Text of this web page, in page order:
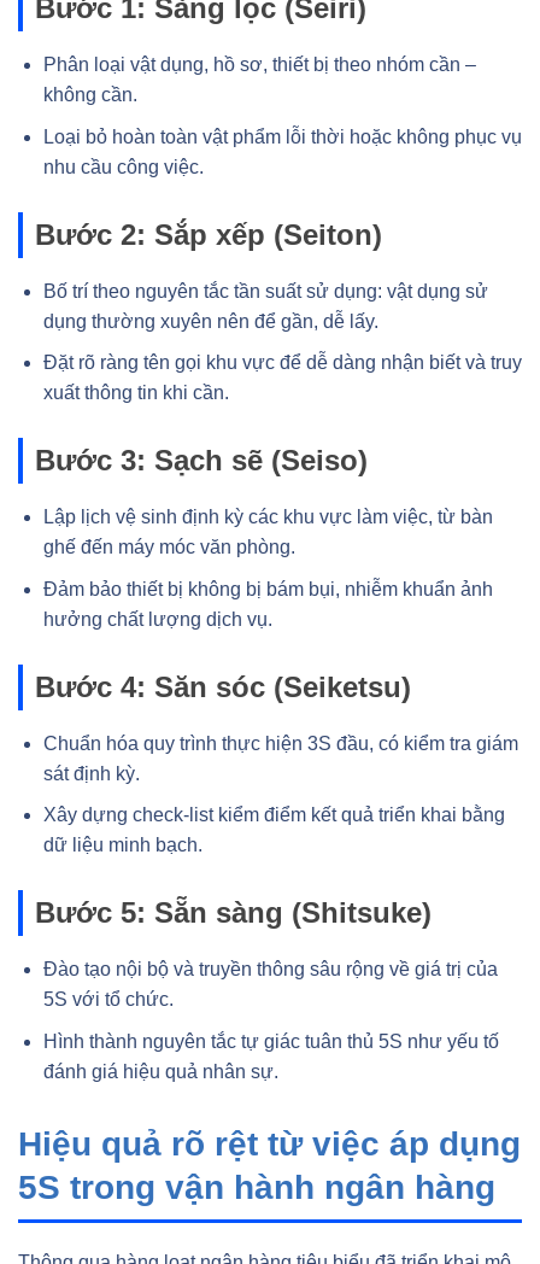
Bước 1: Sàng lọc (Seiri)
Phân loại vật dụng, hồ sơ, thiết bị theo nhóm cần –
không cần.
Loại bỏ hoàn toàn vật phẩm lỗi thời hoặc không phục vụ
nhu cầu công việc.
Bước 2: Sắp xếp (Seiton)
Bố trí theo nguyên tắc tần suất sử dụng: vật dụng sử
dụng thường xuyên nên để gần, dễ lấy.
Đặt rõ ràng tên gọi khu vực để dễ dàng nhận biết và truy
xuất thông tin khi cần.
Bước 3: Sạch sẽ (Seiso)
Lập lịch vệ sinh định kỳ các khu vực làm việc, từ bàn
ghế đến máy móc văn phòng.
Đảm bảo thiết bị không bị bám bụi, nhiễm khuẩn ảnh
hưởng chất lượng dịch vụ.
Bước 4: Săn sóc (Seiketsu)
Chuẩn hóa quy trình thực hiện 3S đầu, có kiểm tra giám
sát định kỳ.
Xây dựng check-list kiểm điểm kết quả triển khai bằng
dữ liệu minh bạch.
Bước 5: Sẵn sàng (Shitsuke)
Đào tạo nội bộ và truyền thông sâu rộng về giá trị của
5S với tổ chức.
Hình thành nguyên tắc tự giác tuân thủ 5S như yếu tố
đánh giá hiệu quả nhân sự.
Hiệu quả rõ rệt từ việc áp dụng
5S trong vận hành ngân hàng